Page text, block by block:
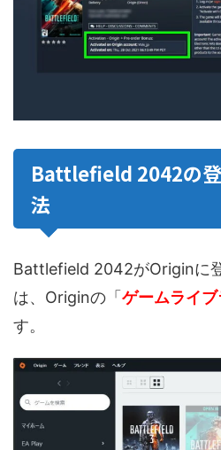
Battlefield 2042の
法
Battlefield 2042がOriginに
は、Originの「 ゲームライブ
す。